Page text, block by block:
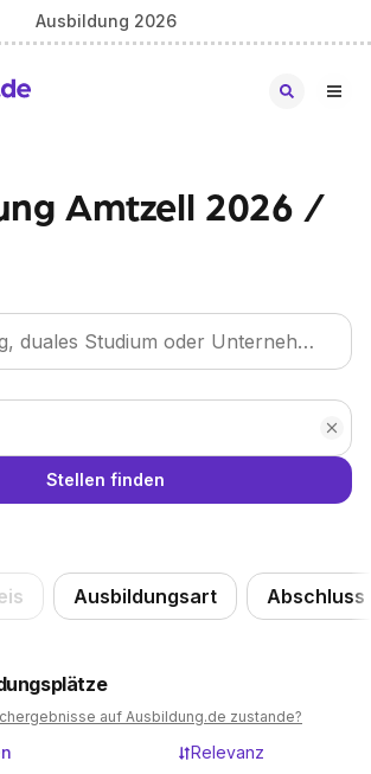
Ausbildung 2026
Amtzell 2026 /
Stellen finden
Ausbildungsart Abschluss
auf Ausbildung.de zustande?
Relevanz